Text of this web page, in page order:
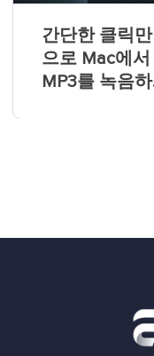
간단한 클릭만
으로 Mac에서
MP3를 녹음하